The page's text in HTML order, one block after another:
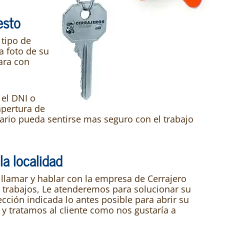
de
foto de su
con
DNI o
de
pueda sentirse mas seguro con el trabajo
localidad
y hablar con la empresa de Cerrajero
Le atenderemos para solucionar su
indicada lo antes posible para abrir su
tratamos al cliente como nos gustaría a